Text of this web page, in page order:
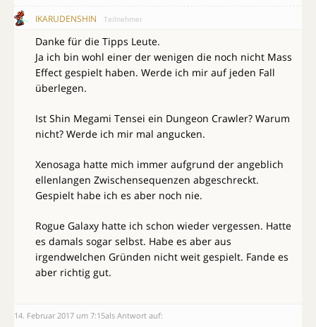
IKARUDENSHIN Teilnehmer
Danke für die Tipps Leute.
Ja ich bin wohl einer der wenigen die noch nicht Mass
Effect gespielt haben. Werde ich mir auf jeden Fall
überlegen.
Ist Shin Megami Tensei ein Dungeon Crawler? Warum
nicht? Werde ich mir mal angucken.
Xenosaga hatte mich immer aufgrund der angeblich
ellenlangen Zwischensequenzen abgeschreckt.
Gespielt habe ich es aber noch nie.
Rogue Galaxy hatte ich schon wieder vergessen. Hatte
es damals sogar selbst. Habe es aber aus
irgendwelchen Gründen nicht weit gespielt. Fande es
aber richtig gut.
14. Februar 2017 um 7:15als Antwort auf: